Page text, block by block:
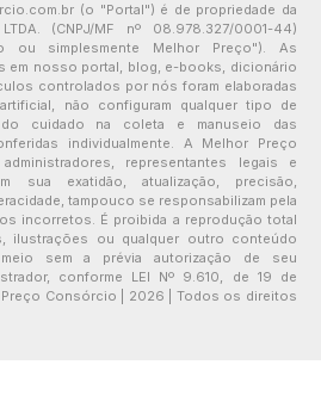
(o "Portal") é de propriedade da
(CNPJ/MF nº 08.978.327/0001-44)
ou simplesmente Melhor Preço"). As
em nosso portal, blog, e-books, dicionário
controlados por nós foram elaboradas
não configuram qualquer tipo de
do cuidado na coleta e manuseio das
individualmente. A Melhor Preço
representantes legais e
sua exatidão, atualização, precisão,
tampouco se responsabilizam pela
incorretos. É proibida a reprodução total
ilustrações ou qualquer outro conteúdo
sem a prévia autorização de seu
conforme LEI Nº 9.610, de 19 de
Consórcio | 2026 | Todos os direitos